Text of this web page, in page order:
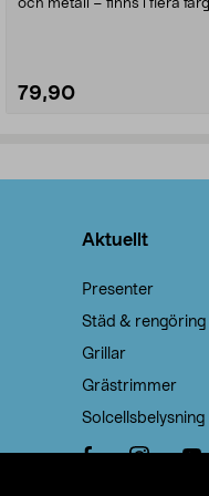
och metall – finns i flera
79,90
Aktuellt
Presenter
Städ & rengöring
Grillar
Grästrimmer
Solcellsbelysning